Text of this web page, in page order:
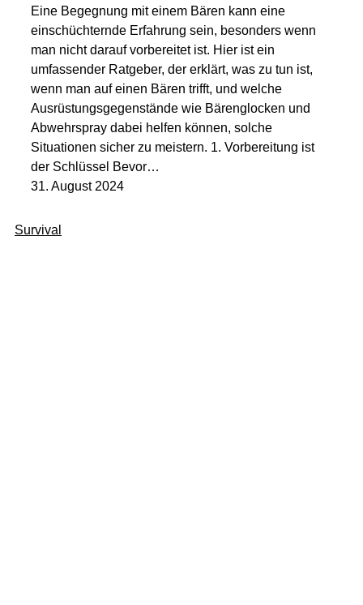
Eine Begegnung mit einem Bären kann eine
einschüchternde Erfahrung sein, besonders wenn
man nicht darauf vorbereitet ist. Hier ist ein
umfassender Ratgeber, der erklärt, was zu tun ist,
wenn man auf einen Bären trifft, und welche
Ausrüstungsgegenstände wie Bärenglocken und
Abwehrspray dabei helfen können, solche
Situationen sicher zu meistern. 1. Vorbereitung ist
der Schlüssel Bevor…
31. August 2024
Survival